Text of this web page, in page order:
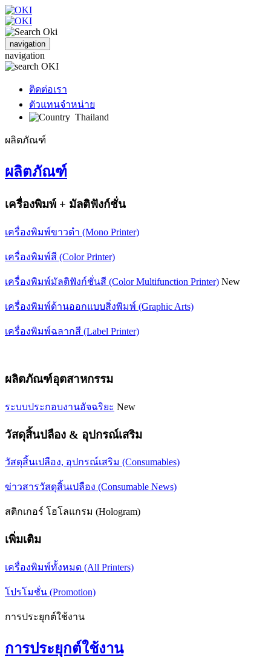
navigation
navigation
ติดต่อเรา
ตัวแทนจำหน่าย
Thailand
ผลิตภัณฑ์
ผลิตภัณฑ์
เครื่องพิมพ์ + มัลติฟังก์ชั่น
เครื่องพิมพ์ขาวดำ (Mono Printer)
เครื่องพิมพ์สี (Color Printer)
เครื่องพิมพ์มัลติฟังก์ชั่นสี (Color Multifunction Printer) New
เครื่องพิมพ์ด้านออกแบบสิ่งพิมพ์ (Graphic Arts)
เครื่องพิมพ์ฉลากสี (Label Printer)
ผลิตภัณฑ์อุตสาหกรรม
ระบบประกอบงานอัจฉริยะ New
วัสดุสิ้นปลือง & อุปกรณ์เสริม
วัสดุสิ้นเปลือง, อุปกรณ์เสริม (Consumables)
ข่าวสารวัสดุสิ้นเปลือง (Consumable News)
สติกเกอร์ โฮโลแกรม (Hologram)
เพิ่มเติม
เครื่องพิมพ์ทั้งหมด (All Printers)
โปรโมชั่น (Promotion)
การประยุกต์ใช้งาน
การประยุกต์ใช้งาน